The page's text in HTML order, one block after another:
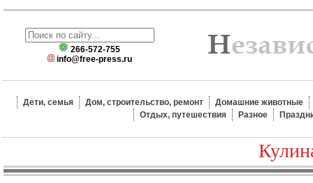
266-572-755
info@free-press.ru
Дети, семья Дом, строительство, ремонт
Домашние животные
Отдых, путешествия
Разное